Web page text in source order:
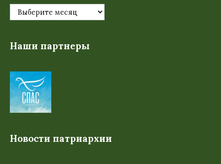
Наши партнеры
Новости патриархии